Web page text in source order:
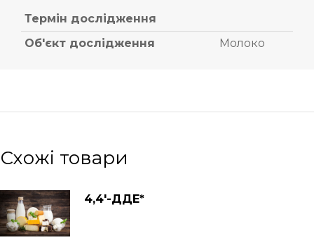
Термін дослідження
Об'єкт дослідження
Молоко
Схожі товари
4,4′-ДДЕ*